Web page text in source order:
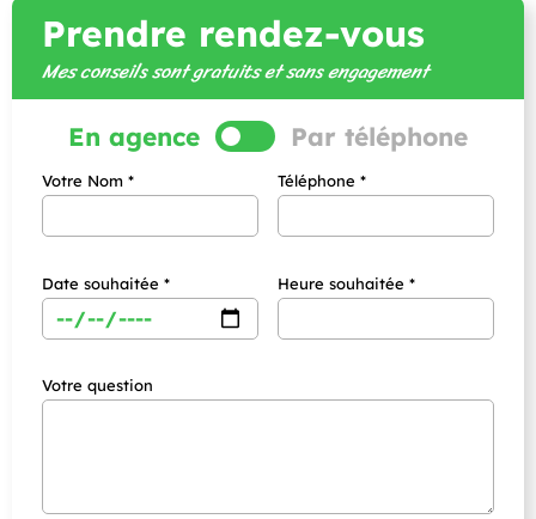
Prendre rendez-vous
Mes conseils sont gratuits et sans engagement
En agence Par téléphone
Votre Nom * Téléphone *
Date souhaitée * Heure souhaitée *
Votre question